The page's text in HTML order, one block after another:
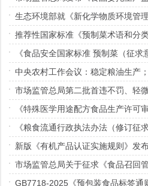
生态环境部就《新化学物质环境管
推荐性国家标准《预制菜术语和分
《食品安全国家标准 预制菜（征
中央农村工作会议：稳定粮油生产
市场监管总局第二批首违不罚、轻
《特殊医学用途配方食品生产许
《粮食流通行政执法办法（修订征
新版《有机产品认证实施规则》发
市场监管总局关于征求《食品召回
GB7718-2025《预包装食品标签